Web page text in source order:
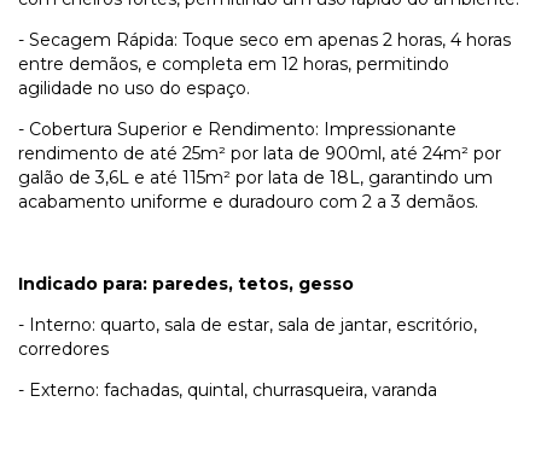
- Secagem Rápida: Toque seco em apenas 2 horas, 4 horas
entre demãos, e completa em 12 horas, permitindo
agilidade no uso do espaço.
- Cobertura Superior e Rendimento: Impressionante
rendimento de até 25m² por lata de 900ml, até 24m² por
galão de 3,6L e até 115m² por lata de 18L, garantindo um
acabamento uniforme e duradouro com 2 a 3 demãos.
Indicado para: paredes, tetos, gesso
- Interno: quarto, sala de estar, sala de jantar, escritório,
corredores
- Externo: fachadas, quintal, churrasqueira, varanda